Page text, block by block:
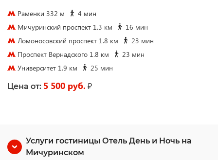
Раменки 332 м
4 мин
Мичуринский проспект 1.3 км
16 мин
Ломоносовский проспект 1.8 км
23 мин
Проспект Вернадского 1.8 км
23 мин
Университет 1.9 км
25 мин
Цена от: 5 500 руб. ₽
Услуги гостиницы Отель День и Ночь на
Мичуринском